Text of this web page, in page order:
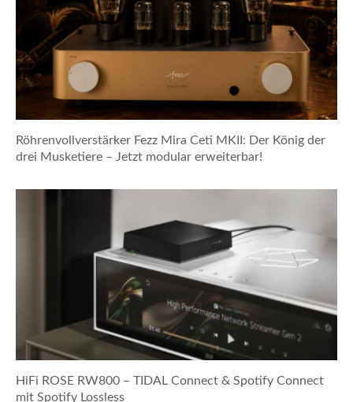
Röhrenvollverstärker Fezz Mira Ceti MKII: Der König der
drei Musketiere – Jetzt modular erweiterbar!
HiFi ROSE RW800 – TIDAL Connect & Spotify Connect
mit Spotify Lossless